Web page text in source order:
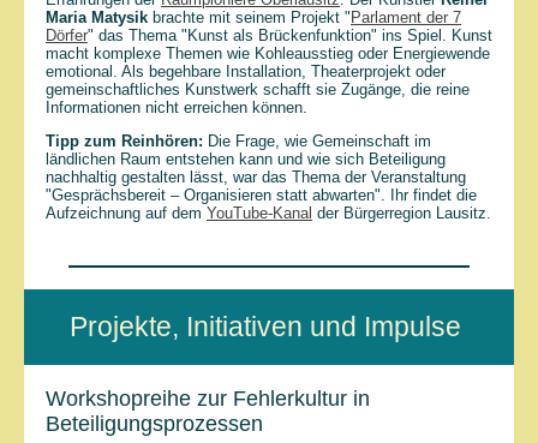
Maria Matysik brachte mit seinem Projekt " Parlament der 7
Dörfer" das Thema "Kunst als Brückenfunktion" ins Spiel. Kunst
macht komplexe Themen wie Kohleausstieg oder Energiewende
emotional. Als begehbare Installation, Theaterprojekt oder
gemeinschaftliches Kunstwerk schafft sie Zugänge, die reine
Informationen nicht erreichen können.
Tipp zum Reinhören: Die Frage, wie Gemeinschaft im
ländlichen Raum entstehen kann und wie sich Beteiligung
nachhaltig gestalten lässt, war das Thema der Veranstaltung
"Gesprächsbereit – Organisieren statt abwarten". Ihr findet die
Aufzeichnung auf dem YouTube-Kanal der Bürgerregion Lausitz.
Projekte, Initiativen und Impulse
Workshopreihe zur Fehlerkultur in
Beteiligungsprozessen